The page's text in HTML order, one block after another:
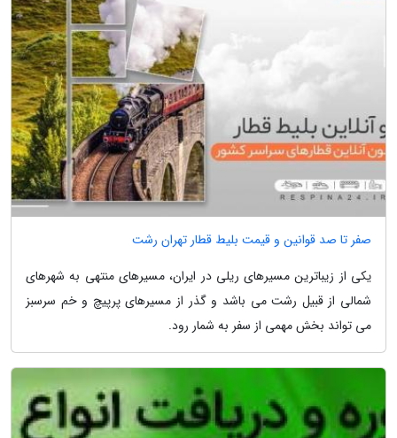
صفر تا صد قوانین و قیمت بلیط قطار تهران رشت
یکی از زیباترین مسیرهای ریلی در ایران، مسیرهای منتهی به شهرهای
شمالی از قبیل رشت می باشد و گذر از مسیرهای پرپیچ و خم سرسبز
می تواند بخش مهمی از سفر به شمار رود.